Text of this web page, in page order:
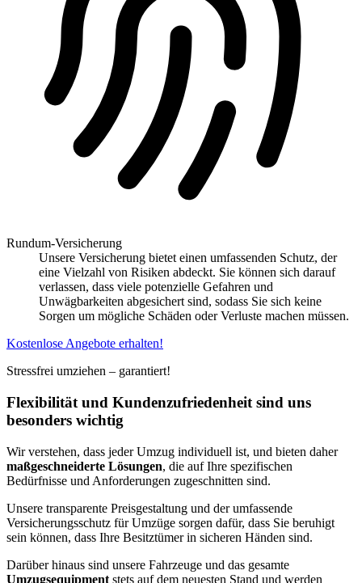
Rundum-Versicherung
Unsere Versicherung bietet einen umfassenden Schutz, der
eine Vielzahl von Risiken abdeckt. Sie können sich darauf
verlassen, dass viele potenzielle Gefahren und
Unwägbarkeiten abgesichert sind, sodass Sie sich keine
Sorgen um mögliche Schäden oder Verluste machen müssen.
Kostenlose Angebote erhalten!
Stressfrei umziehen – garantiert!
Flexibilität und Kundenzufriedenheit sind uns
besonders wichtig
Wir verstehen, dass jeder Umzug individuell ist, und bieten daher
maßgeschneiderte Lösungen, die auf Ihre spezifischen
Bedürfnisse und Anforderungen zugeschnitten sind.
Unsere transparente Preisgestaltung und der umfassende
Versicherungsschutz für Umzüge sorgen dafür, dass Sie beruhigt
sein können, dass Ihre Besitztümer in sicheren Händen sind.
Darüber hinaus sind unsere Fahrzeuge und das gesamte
Umzugsequipment stets auf dem neuesten Stand und werden